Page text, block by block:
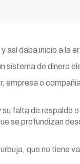
daba inicio a la
sistema de dinero
empresa o
falta de respaldo
se profundizan
que no tiene